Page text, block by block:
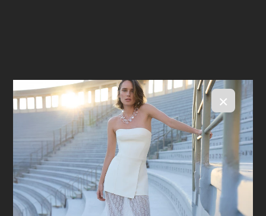
×
Regata Under Off White
R$ 298,00